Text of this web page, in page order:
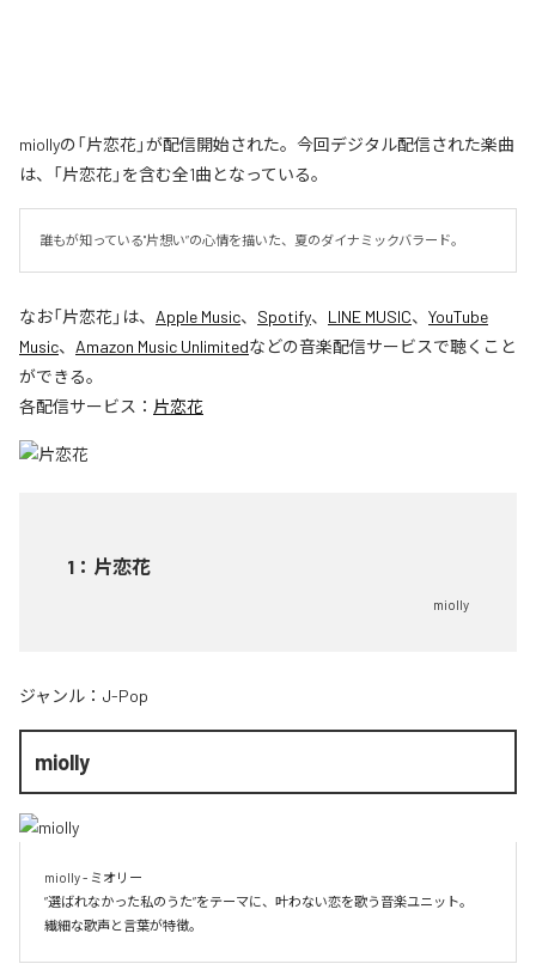
miollyの「片恋花」が配信開始された。今回デジタル配信された楽曲
は、「片恋花」を含む全1曲となっている。
誰もが知っている"片想い”の心情を描いた、夏のダイナミックバラード。
なお「片恋花」は、 Apple Music、 Spotify、 LINE MUSIC、 YouTube
Music、 Amazon Music Unlimitedなどの音楽配信サービスで聴くこと
ができる。
各配信サービス： 片恋花
1 ： 片恋花
miolly
ジャンル： J-Pop
miolly
miolly - ミオリー
”選ばれなかった私のうた”をテーマに、叶わない恋を歌う音楽ユニット。